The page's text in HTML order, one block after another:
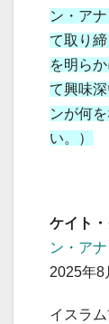
ン・ア
て取り
を明ら
て興味
ンが何
い。）
ケイト
ン・ア
2025年8
イスラ